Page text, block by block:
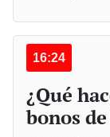
16:24
¿Qué
bonos